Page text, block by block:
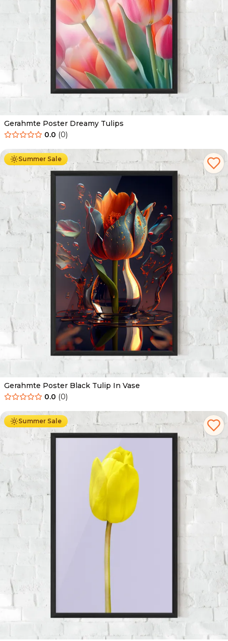
Gerahmte Poster Dreamy Tulips
0.0 (0)
Summer Sale
Ab 49.90 € 29.90
Gerahmte Poster Black Tulip In Vase
0.0 (0)
Summer Sale
Ab 49.90 € 29.90